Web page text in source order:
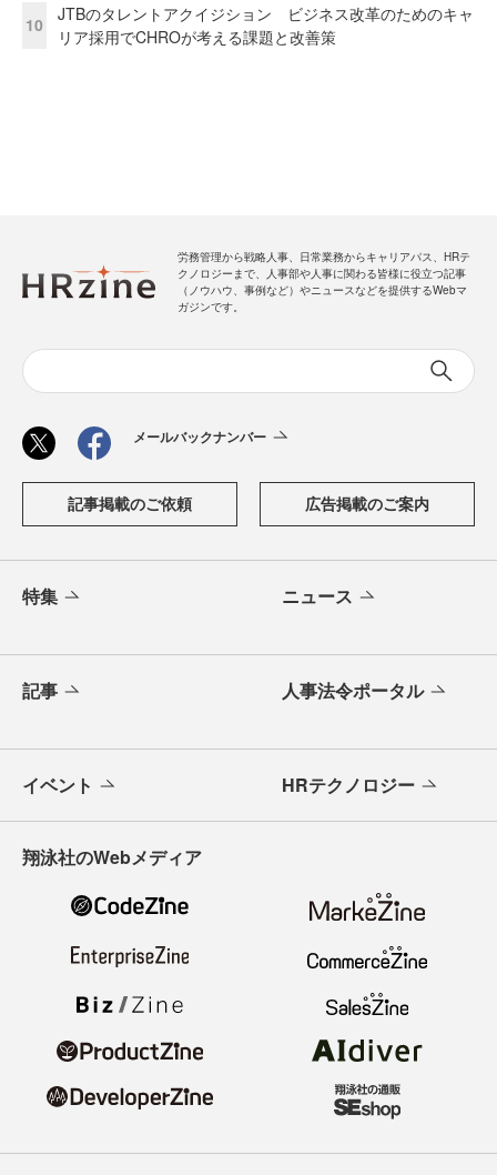
10
JTBのタレントアクイジション ビジネス改革のためのキャ
リア採用でCHROが考える課題と改善策
労務管理から戦略人事、日常業務からキャリアパス、HRテ
クノロジーまで、人事部や人事に関わる皆様に役立つ記事
（ノウハウ、事例など）やニュースなどを提供するWebマ
ガジンです。
メールバックナンバー
記事掲載のご依頼 広告掲載のご案内
特集 ニュース
記事 人事法令ポータル
イベント HRテクノロジー
翔泳社のWebメディア